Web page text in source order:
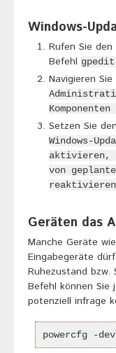
Windows-
Rufen Sie
Befehl
Navigieren Sie
Setzen Sie
Windows-
aktivieren,
von
reaktivieren
Geräten das
Manche Geräte
Eingabegeräte
Ruhezustand bzw.
Befehl können Sie
potenziell infrage
powercfg -